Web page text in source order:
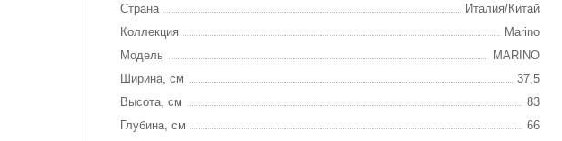
Страна
Италия/Китай
Коллекция
Marino
Модель
MARINO
Ширина, см
37,5
Высота, см
83
Глубина, см
66